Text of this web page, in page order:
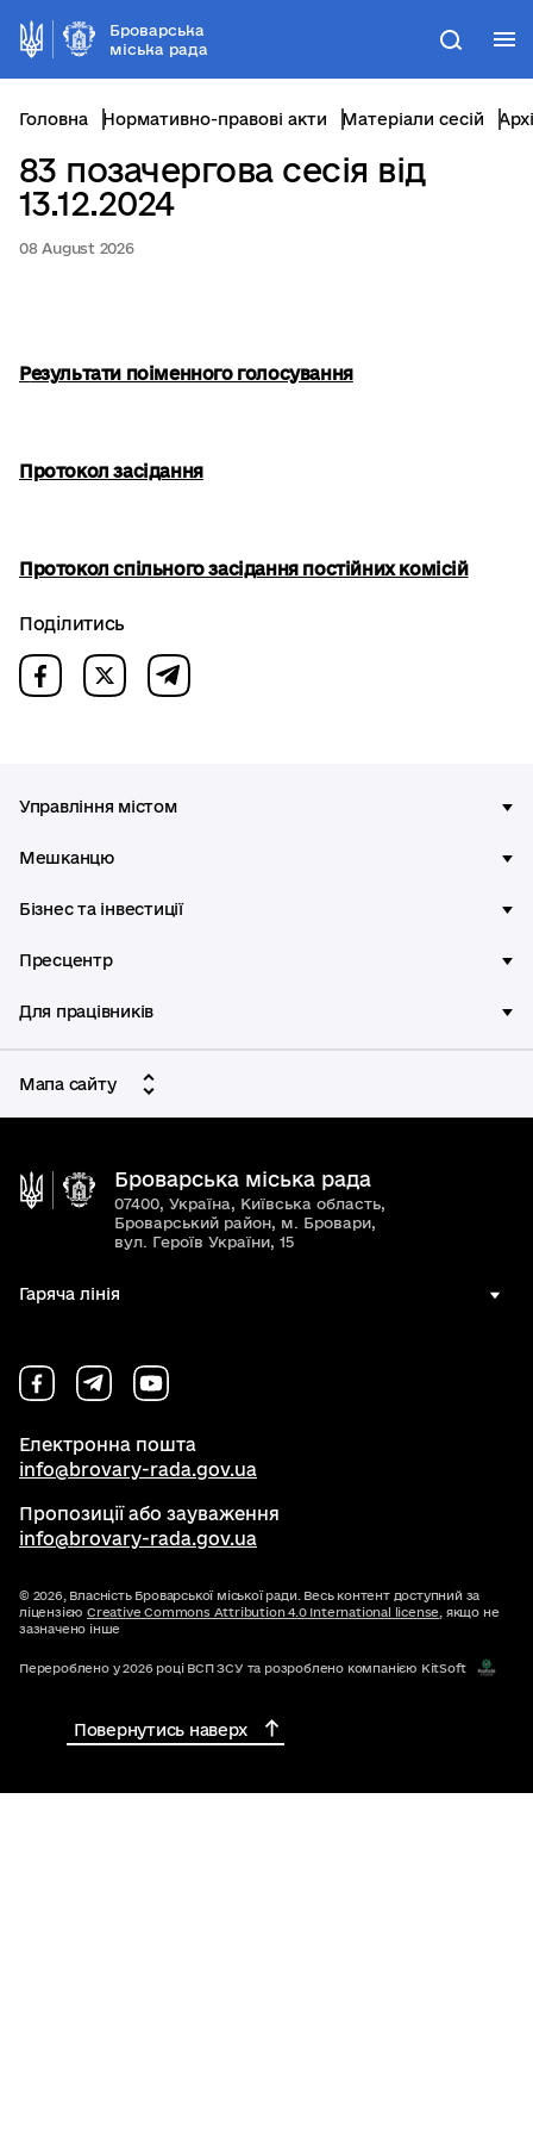
Броварська
міська рада
Пошук
Головна Нормативно-правові акти Матеріали сесій
83 позачергова сесія від
13.12.2024
08 August 2026
Результати поіменного голосування
Протокол засідання
Протокол спільного засідання постійних комісій
Поділитись
Управління містом
Мешканцю
Бізнес та інвестиції
Пресцентр
Для працівників
Мапа сайту
Броварська міська рада
07400, Україна, Київська область,
Броварський район, м. Бровари,
вул. Героїв України, 15
Гаряча лінія
Електронна пошта
info@brovary-rada.gov.ua
Пропозиції або зауваження
info@brovary-rada.gov.ua
© 2026, Власність Броварської міської ради. Весь контент доступний за
ліцензією Creative Commons Attribution 4.0 International license , якщо не
зазначено інше
Перероблено у 2026 році ВСП ЗСУ та розроблено компанією KitSoft
Повернутись наверх